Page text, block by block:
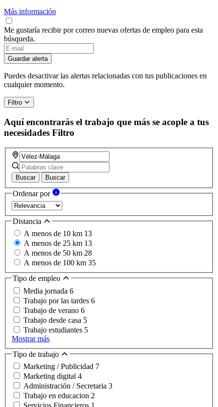
Más información
Me gustaría recibir por correo nuevas ofertas de empleo para esta
búsqueda.
Guardar alerta
Puedes desactivar las alertas relacionadas con tus publicaciones en
cualquier momento.
Filtro
Aquí encontrarás el trabajo que más se acople a tus
necesidades Filtro
Buscar Buscar
Ordenar por
Distancia
A menos de 10 km 13
A menos de 25 km 13
A menos de 50 km 28
A menos de 100 km 35
Tipo de empleo
Media jornada 6
Trabajo por las tardes 6
Trabajo de verano 6
Trabajo desde casa 5
Trabajo estudiantes 5
Mostrar más
Tipo de trabajo
Marketing / Publicidad 7
Marketing digital 4
Administración / Secretaria 3
Trabajo en educacion 2